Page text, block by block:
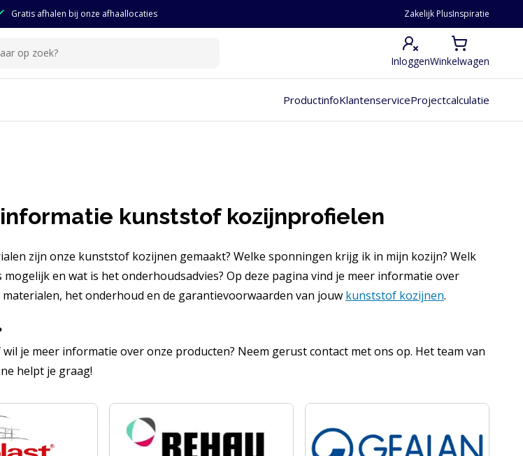
Gratis afhalen bij onze afhaallocaties Zakelijk PlusInspiratie
op zoek?
InloggenWinkelwagen
ProductinfoKlantenserviceProjectcalculatie
kunststof kozijnprofielen
zijn onze kunststof kozijnen gemaakt? Welke sponningen krijg ik in mijn kozijn? Welk
en wat is het onderhoudsadvies? Op deze pagina vind je meer informatie over
het onderhoud en de garantievoorwaarden van jouw kunststof kozijnen.
je meer informatie over onze producten? Neem gerust contact met ons op. Het team van
helpt je graag!